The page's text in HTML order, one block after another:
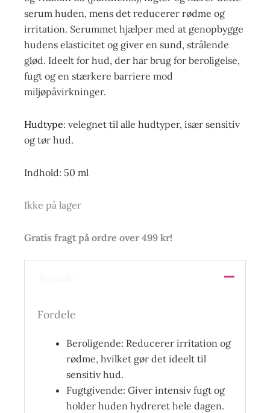
serum huden, mens det reducerer rødme og
irritation. Serummet hjælper med at genopbygge
hudens elasticitet og giver en sund, strålende
glød. Ideelt for hud, der har brug for beroligelse,
fugt og en stærkere barriere mod
miljøpåvirkninger.
Hudtype: velegnet til alle hudtyper, især sensitiv
og tør hud.
Indhold: 50 ml
Ikke på lager
Gratis fragt på ordre over 499 kr!
Fordele
Beroligende: Reducerer irritation og
rødme, hvilket gør det ideelt til
sensitiv hud.
Fugtgivende: Giver intensiv fugt og
holder huden hydreret hele dagen.